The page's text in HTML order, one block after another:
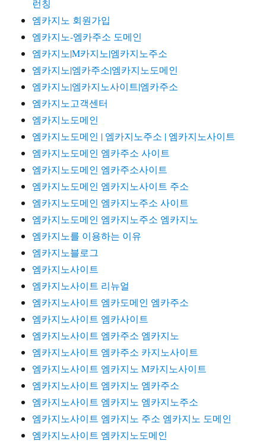
런칭
엠카지노 회원가입
엠카지노-엠카주소 도메인
엠카지노|M카지노|엠카지노주소
엠카지노|엠카주소|엠카지노도메인
엠카지노|엠카지노사이트|엠카주소
엠카지노고객센터
엠카지노도메인
엠카지노도메인 | 엠카지노주소 | 엠카지노사이트
엠카지노도메인 엠카주소 사이트
엠카지노도메인 엠카주소사이트
엠카지노도메인 엠카지노사이트 주소
엠카지노도메인 엠카지노주소 사이트
엠카지노도메인 엠카지노주소 엠카지노
엠카지노를 이용하는 이유
엠카지노블로그
엠카지노사이트
엠카지노사이트 리뉴얼
엠카지노사이트 엠카도메인 엠카주소
엠카지노사이트 엠카사이트
엠카지노사이트 엠카주소 엠카지노
엠카지노사이트 엠카주소 카지노사이트
엠카지노사이트 엠카지노 M카지노사이트
엠카지노사이트 엠카지노 엠카주소
엠카지노사이트 엠카지노 엠카지노주소
엠카지노사이트 엠카지노 주소 엠카지노 도메인
엠카지노사이트 엠카지노도메인